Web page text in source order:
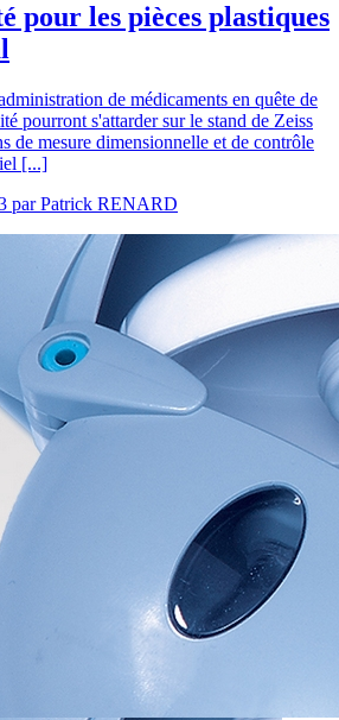
pour les pièces plastiques
de médicaments en quête de
pourront s'attarder sur le stand de Zeiss
de mesure dimensionnelle et de contrôle
[...]
parPatrick RENARD